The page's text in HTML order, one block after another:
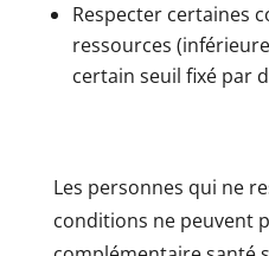
Respecter certaines
ressources
certain seuil fixé par
Les personnes qui ne
conditions ne peuvent